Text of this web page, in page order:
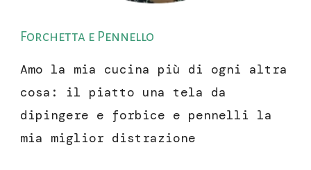
Forchetta e Pennello
Amo la mia cucina più di ogni altra
cosa: il piatto una tela da
dipingere e forbice e pennelli la
mia miglior distrazione